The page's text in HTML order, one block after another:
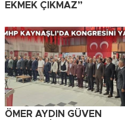
EKMEK ÇIKMAZ”
ÖMER AYDIN GÜVEN